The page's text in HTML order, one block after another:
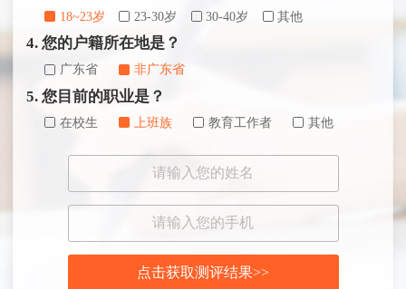
18~23岁 23-30岁 30-40岁 其他
4. 您的户籍所在地是？
广东省 非广东省
5. 您目前的职业是？
在校生 上班族 教育工作者 其他
点击获取测评结果>>